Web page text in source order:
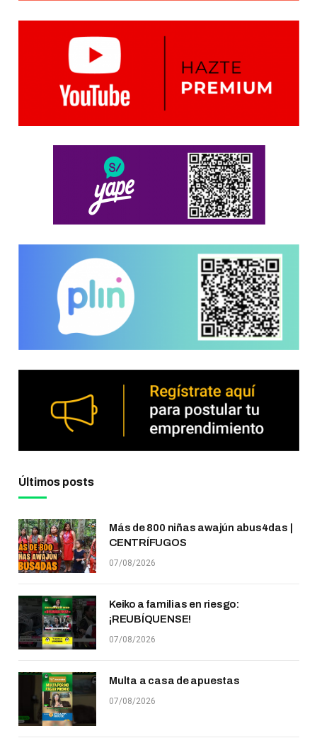
Últimos posts
Más de 800 niñas awajún abus4das |
CENTRÍFUGOS
07/08/2026
Keiko a familias en riesgo:
¡REUBÍQUENSE!
07/08/2026
Multa a casa de apuestas
07/08/2026